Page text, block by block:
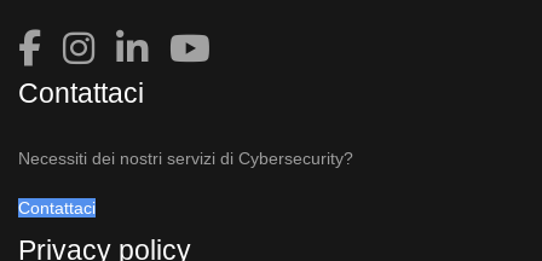
Contattaci
Necessiti dei nostri servizi di Cybersecurity?
Contattaci
Privacy policy